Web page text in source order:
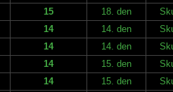
15 18. den
14 14. den
14 14. den
14 15. den
14 15. den